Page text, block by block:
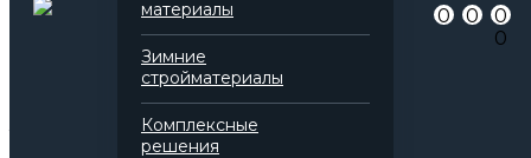
материалы
Зимние
стройматериалы
Комплексные
решения
0 0
0
0
Rockwool
Руф Баттс
Д Стандарт
Базальтовая вата
Все характеристики